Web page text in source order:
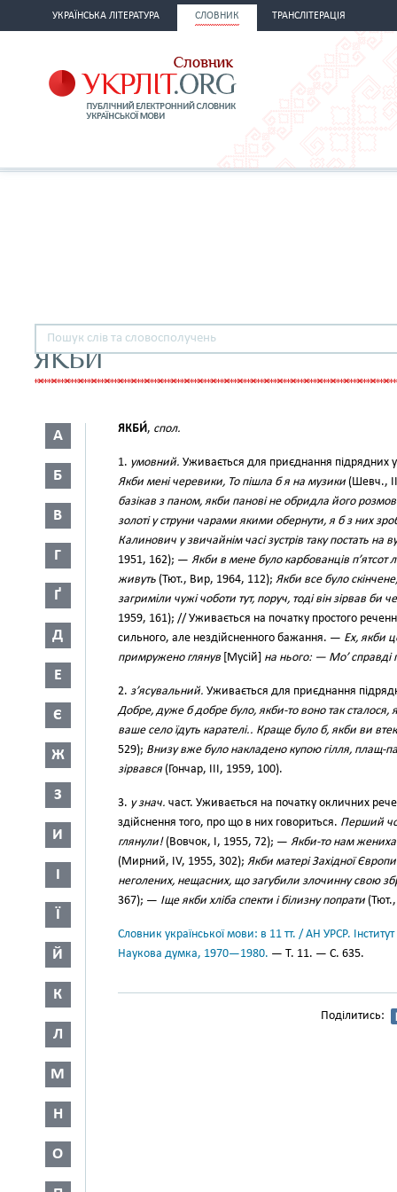
УКРАЇНСЬКА ЛІТЕРАТУРА СЛОВНИК ТРАНСЛІТЕРАЦІЯ
ЯКБИ
А
Б
В
Г
Ґ
Д
Е
Є
Ж
З
И
І
Ї
Й
К
Л
М
Н
О
ЯКБИ́, спол.
1. умовний. Уживається для приєднання підрядних
Якби мені черевики, То пішла б я на музики (Шевч.,
базікав з паном, якби панові не обридла його
золоті у струни чарами якими обернути, я б з них
Калинович у звичайнім часі зустрів таку постать на
1951, 162); — Якби в мене було карбованців
живуть (Тют., Вир, 1964, 112); Якби все було
загриміли чужі чоботи тут, поруч, тоді він зірвав би
1959, 161); // Уживається на початку простого
сильного, але нездійсненного бажання. — Ех, якби
примружено глянув [Мусій] на нього: — Мо’ справді
2. з’ясувальний. Уживається для приєднання
Добре, дуже б добре було, якби-то воно так сталося,
ваше село їдуть карателі.. Краще було б, якби ви
529); Внизу вже було накладено купою гілля, плащ-
зірвався (Гончар, III, 1959, 100).
3. у знач. част. Уживається на початку окличних
здійснення того, про що в них говориться. Перший
глянули!(Вовчок, І, 1955, 72); — Якби-то нам
(Мирний, IV, 1955, 302); Якби матері Західної
неголених, нещасних, що загубили злочинну свою
367); — Іще якби хліба спекти і білизну попрати
Словник української мови: в 11 тт. / АН УРСР.
Наукова думка, 1970—1980. — Т. 11. — С. 635.
Поділитись: